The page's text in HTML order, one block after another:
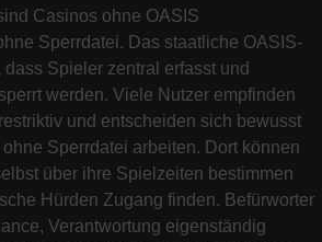
Casinos ohne OASIS
Sperrdatei. Das staatliche OASIS-
dass Spieler zentral erfasst und
werden. Viele Nutzer empfinden
und entscheiden sich bewusst
Sperrdatei arbeiten. Dort können
über ihre Spielzeiten bestimmen
Hürden Zugang finden. Befürworter
Verantwortung eigenständig